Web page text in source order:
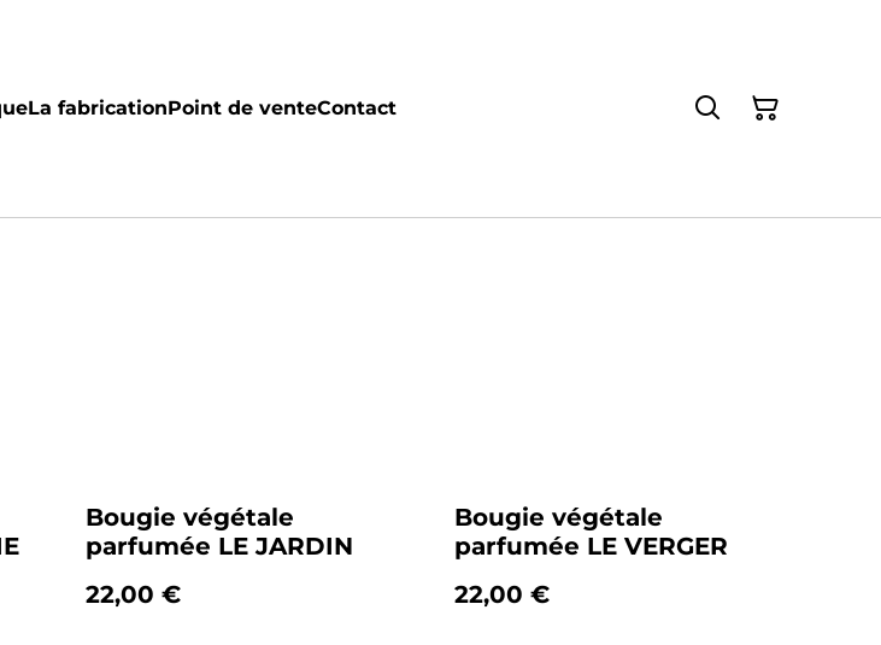
La fabricationPoint de venteContact
Bougie végétale
parfumée LE JARDIN
22,00 €
Bougie végétale
parfumée LE VERGER
22,00 €